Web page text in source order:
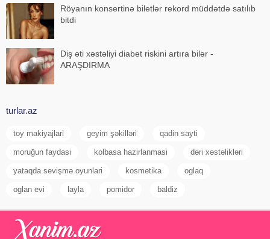
Röyanın konsertinə biletlər rekord müddətdə satılıb
bitdi
Diş əti xəstəliyi diabet riskini artıra bilər -
ARAŞDIRMA
turlar.az
toy makiyajlari geyim şəkilləri qadin sayti
moruğun faydasi kolbasa hazirlanmasi dəri xəstəlikləri
yataqda sevişmə oyunlari kosmetika oglaq
oglan evi layla pomidor baldiz